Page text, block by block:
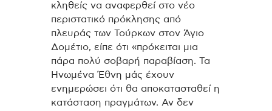
κληθείς να αναφερθεί στο νέο
περιστατικό πρόκλησης από
πλευράς των Τούρκων στον Άγιο
Δομέτιο, είπε ότι «πρόκειται μια
πάρα πολύ σοβαρή παραβίαση. Τα
Ηνωμένα Έθνη μάς έχουν
ενημερώσει ότι θα αποκατασταθεί η
κατάσταση πραγμάτων. Αν δεν